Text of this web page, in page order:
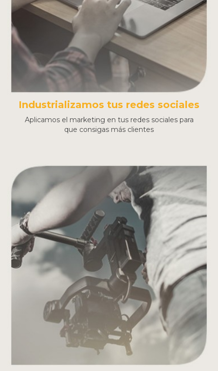
Industrializamos tus redes sociales
Aplicamos el marketing en tus redes sociales para
que consigas más clientes